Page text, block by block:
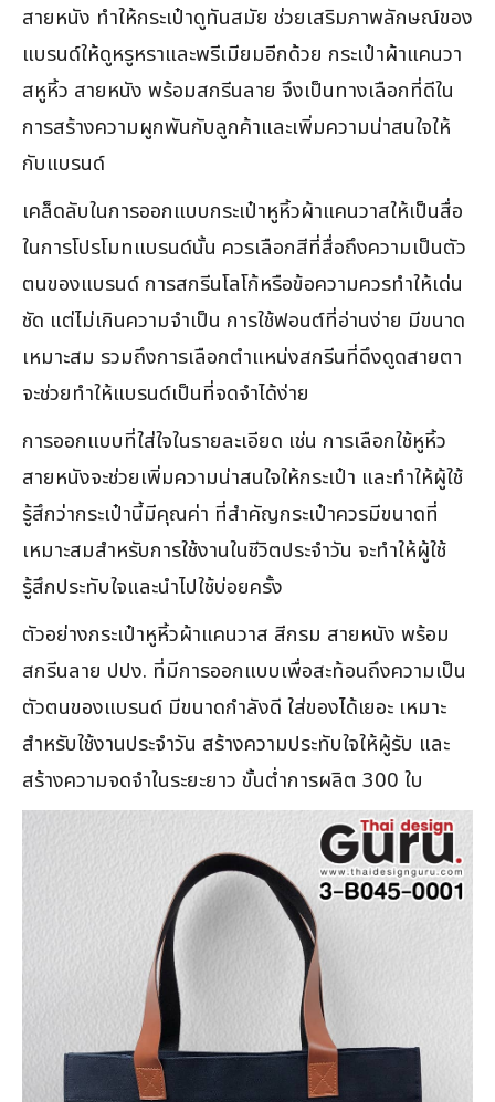
สายหนัง ทำให้กระเป๋าดูทันสมัย ช่วยเสริมภาพลักษณ์ของ
แบรนด์ให้ดูหรูหราและพรีเมียมอีกด้วย กระเป๋าผ้าแคนวา
สหูหิ้ว สายหนัง พร้อมสกรีนลาย จึงเป็นทางเลือกที่ดีใน
การสร้างความผูกพันกับลูกค้าและเพิ่มความน่าสนใจให้
กับแบรนด์
เคล็ดลับในการออกแบบกระเป๋าหูหิ้วผ้าแคนวาสให้เป็นสื่อ
ในการโปรโมทแบรนด์นั้น ควรเลือกสีที่สื่อถึงความเป็นตัว
ตนของแบรนด์ การสกรีนโลโก้หรือข้อความควรทำให้เด่น
ชัด แต่ไม่เกินความจำเป็น การใช้ฟอนต์ที่อ่านง่าย มีขนาด
เหมาะสม รวมถึงการเลือกตำแหน่งสกรีนที่ดึงดูดสายตา
จะช่วยทำให้แบรนด์เป็นที่จดจำได้ง่าย
การออกแบบที่ใส่ใจในรายละเอียด เช่น การเลือกใช้หูหิ้ว
สายหนังจะช่วยเพิ่มความน่าสนใจให้กระเป๋า และทำให้ผู้ใช้
รู้สึกว่ากระเป๋านี้มีคุณค่า ที่สำคัญกระเป๋าควรมีขนาดที่
เหมาะสมสำหรับการใช้งานในชีวิตประจำวัน จะทำให้ผู้ใช้
รู้สึกประทับใจและนำไปใช้บ่อยครั้ง
ตัวอย่างกระเป๋าหูหิ้วผ้าแคนวาส สีกรม สายหนัง พร้อม
สกรีนลาย ปปง. ที่มีการออกแบบเพื่อสะท้อนถึงความเป็น
ตัวตนของแบรนด์ มีขนาดกำลังดี ใส่ของได้เยอะ เหมาะ
สำหรับใช้งานประจำวัน สร้างความประทับใจให้ผู้รับ และ
สร้างความจดจำในระยะยาว ขั้นต่ำการผลิต 300 ใบ